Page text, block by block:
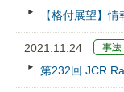
【格付展望】
2021.11.24
第232回 JCR